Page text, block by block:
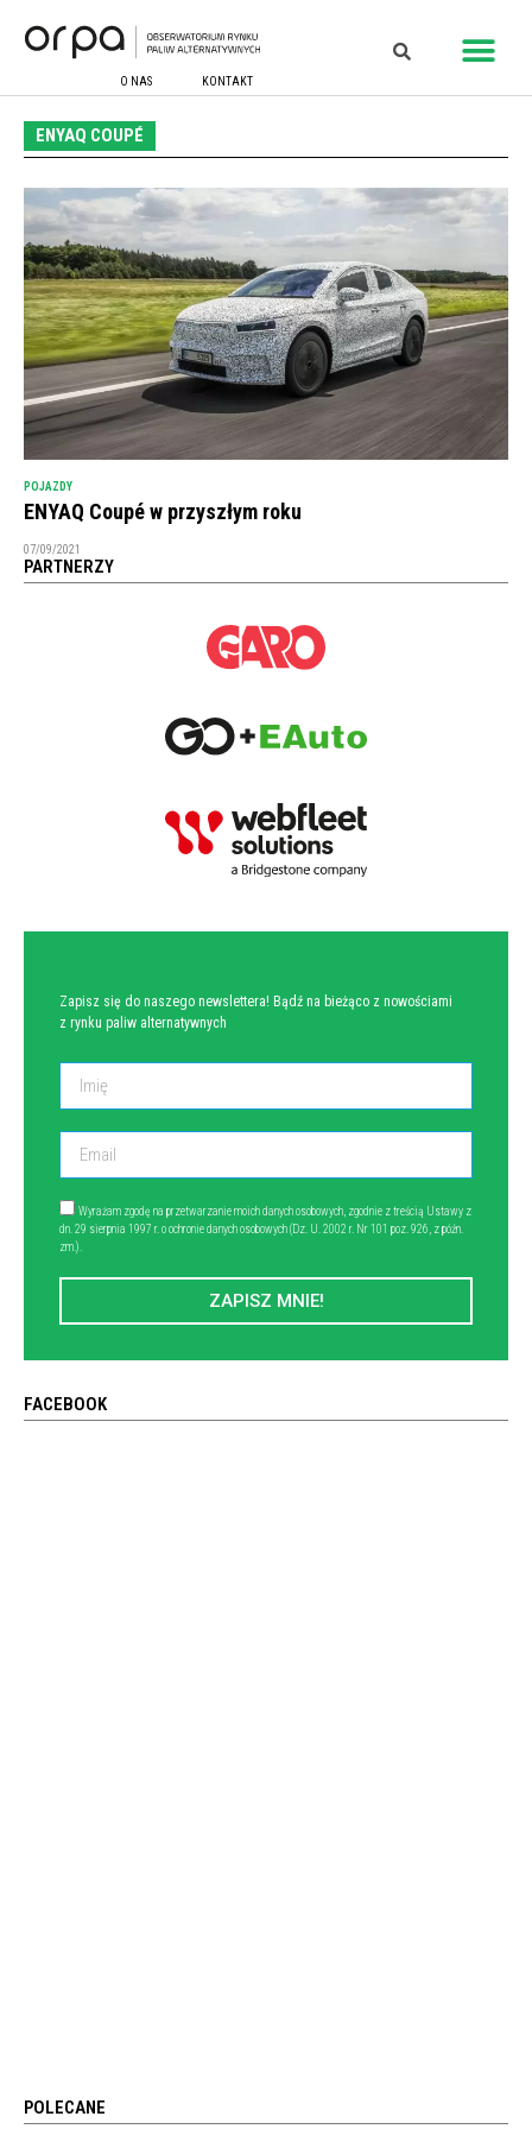
O NAS KONTAKT
ENYAQ COUPÉ
POJAZDY
ENYAQ Coupé w przyszłym roku
07/09/2021
PARTNERZY
Zapisz się do naszego newslettera! Bądź na bieżąco z nowościami
z rynku paliw alternatywnych
Wyrażam zgodę na przetwarzanie moich danych osobowych, zgodnie z treścią Ustawy z
dn. 29 sierpnia 1997 r. o ochronie danych osobowych (Dz. U. 2002 r. Nr 101 poz. 926, z późn.
zm.).
ZAPISZ MNIE!
FACEBOOK
POLECANE